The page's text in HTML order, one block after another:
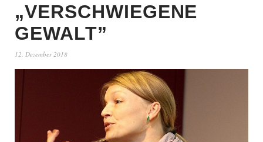
„VERSCHWIEGENE
GEWALT”
12. Dezember 2018